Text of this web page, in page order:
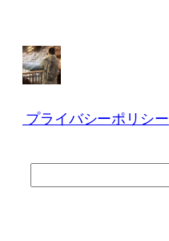
プライバシーポリシー
索